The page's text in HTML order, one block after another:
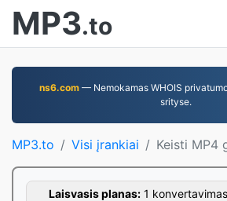
MP3.to
ns6.com — Nemokamas WHOIS
srityse.
MP3.to Visi įrankiai Keisti MP4
Laisvasis planas:1